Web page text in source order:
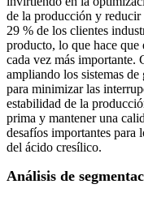
de la producción y reducir
29 % de los clientes
producto, lo que hace
cada vez más importante.
ampliando los sistemas
para minimizar las
estabilidad de la
prima y mantener una
desafíos importantes para
del ácido cresílico.
Análisis de